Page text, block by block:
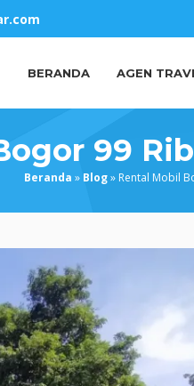
BERANDA AGEN
99
Beranda » Blog» Rental Mobil